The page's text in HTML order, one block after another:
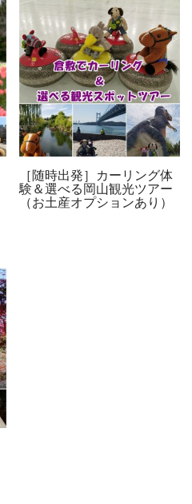
［随時出発］カーリング体
験＆選べる岡山観光ツアー
（お土産オプションあり）